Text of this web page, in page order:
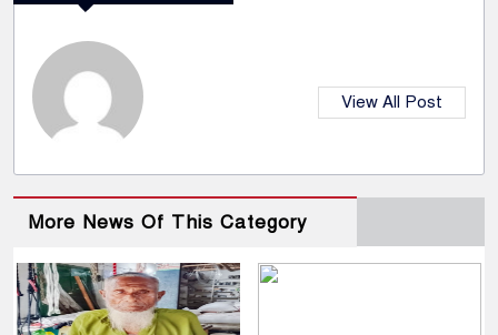
View All Post
More News Of This Category